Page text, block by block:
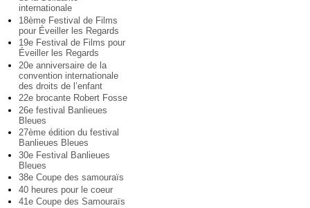
internationale
18ème Festival de Films
pour Éveiller les Regards
19e Festival de Films pour
Éveiller les Regards
20e anniversaire de la
convention internationale
des droits de l’enfant
22e brocante Robert Fosse
26e festival Banlieues
Bleues
27ème édition du festival
Banlieues Bleues
30e Festival Banlieues
Bleues
38e Coupe des samouraïs
40 heures pour le coeur
41e Coupe des Samouraïs